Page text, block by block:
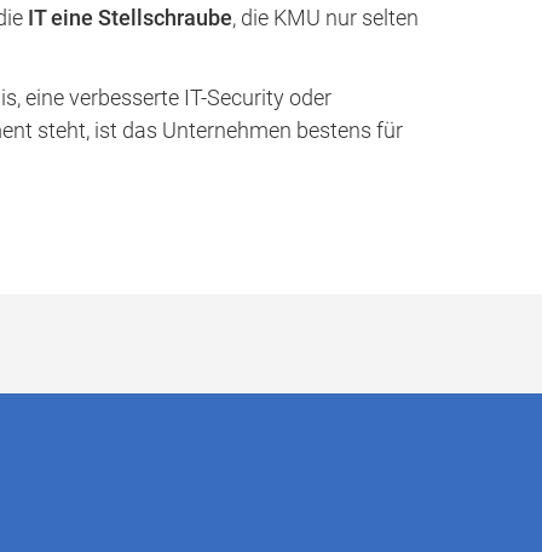
IT eine Stellschraube, die KMU nur selten
eine verbesserte IT-Security oder
steht, ist das Unternehmen bestens für